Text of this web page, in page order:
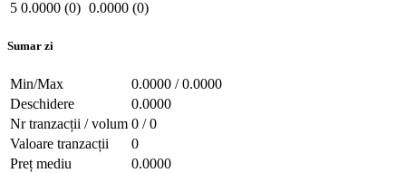
5 0.0000 (0) 0.0000 (0)
Sumar zi
Min/Max
0.0000 / 0.0000
Deschidere
0.0000
Nr tranzacții / volum 0 / 0
Valoare tranzacții
0
Preț mediu
0.0000